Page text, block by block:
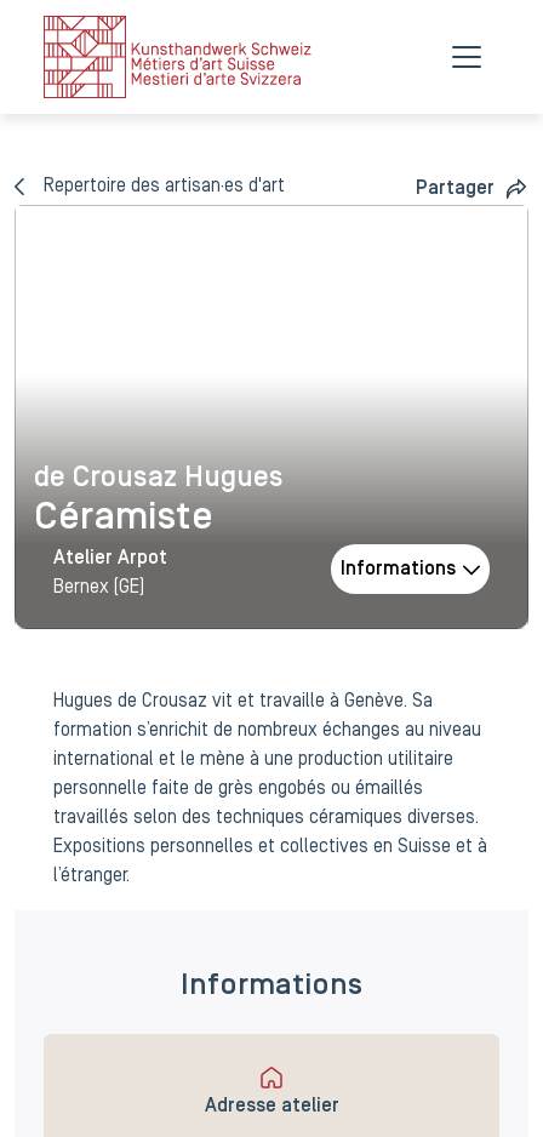
Repertoire des artisan·es d'art Partager
de Crousaz Hugues
de Crousaz Hugues
Céramiste
Atelier Arpot
Bernex (GE)
Informations
Hugues de Crousaz vit et travaille à Genève. Sa
formation s’enrichit de nombreux échanges au niveau
international et le mène à une production utilitaire
personnelle faite de grès engobés ou émaillés
travaillés selon des techniques céramiques diverses.
Expositions personnelles et collectives en Suisse et à
l’étranger.
Informations
Adresse atelier